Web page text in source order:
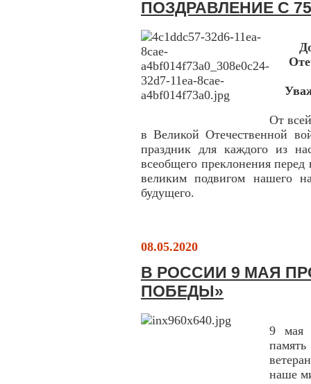
ПОЗДРАВЛЕНИЕ С
От
в Великой Отечественной
праздник для каждого из
всеобщего преклонения перед
великим подвигом нашего
будущего.
08.05.2020
В РОССИИ 9 МАЯ
ПОБЕДЫ»
9 мая
наше